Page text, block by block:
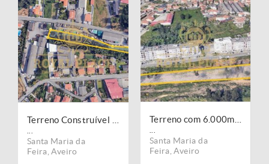
Santa Maria da
Feira ,Aveiro
Santa Maria da
Feira ,Aveiro